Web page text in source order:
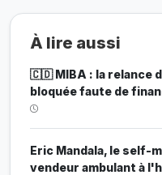
À lire aussi
🇨🇩 MIBA : la relance
bloquée faute de
Eric Mandala, le self-
vendeur ambulant à